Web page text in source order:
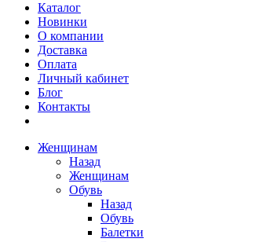
Каталог
Новинки
О компании
Доставка
Оплата
Личный кабинет
Блог
Контакты
Женщинам
Назад
Женщинам
Обувь
Назад
Обувь
Балетки